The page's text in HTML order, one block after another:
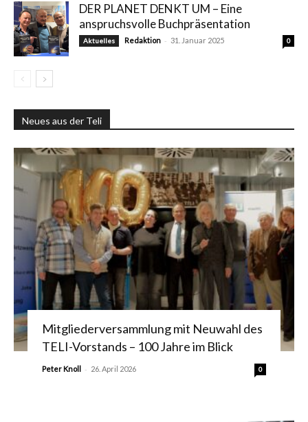
DER PLANET DENKT UM – Eine
anspruchsvolle Buchpräsentation
Aktuelles Redaktion - 31. Januar 2025 0
Neues aus der Teli
Mitgliederversammlung mit Neuwahl des
TELI-Vorstands – 100 Jahre im Blick
Peter Knoll - 26. April 2026 0